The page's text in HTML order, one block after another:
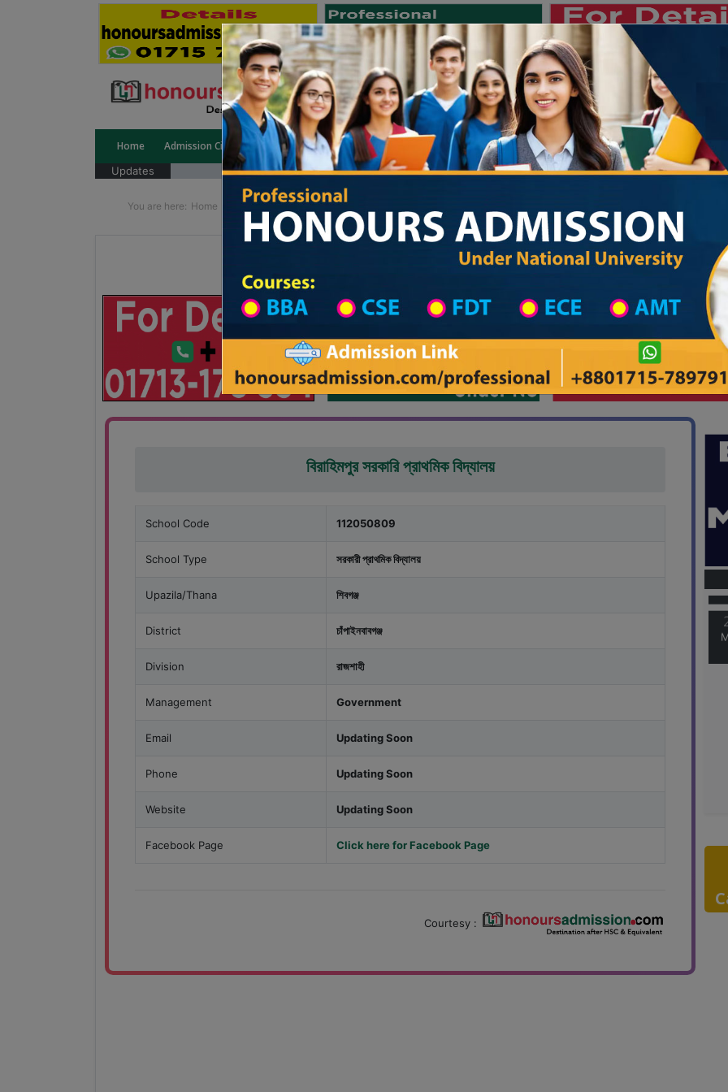
Home Admission Circular Public University Private University International University University College
Updates জাতীয় বিশ্ববিদ্যালয় ২০২৫-২৬ শিক্ষাবর্ষের
You are here: Home School Category Division List
Private University Admission
বিরাহিমপুর সরকারি প্রাথমিক বিদ্যালয়
School Code 112050809
School Type সরকারী প্রাথমিক বিদ্যালয়
Upazila/Thana শিবগঞ্জ
District চাঁপাইনবাবগঞ্জ
Division রাজশাহী
Management Government
Email Updating Soon
Phone Updating Soon
Website Updating Soon
Facebook Page Click here for Facebook Page
Courtesy :